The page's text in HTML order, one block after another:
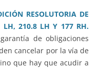
RESOLUTORIA DE
LH, 210.8 LH Y 177 RH.
de obligaciones
cancelar por la vía de
que hay que acudir a